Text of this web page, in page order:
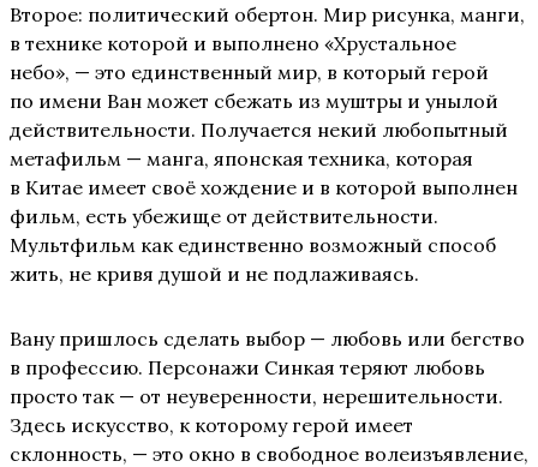
Второе: политический обертон. Мир рисунка, манги,
в технике которой и выполнено «Хрустальное
небо», — это единственный мир, в который герой
по имени Ван может сбежать из муштры и унылой
действительности. Получается некий любопытный
метафильм — манга, японская техника, которая
в Китае имеет своё хождение и в которой выполнен
фильм, есть убежище от действительности.
Мультфильм как единственно возможный способ
жить, не кривя душой и не подлаживаясь.
Вану пришлось сделать выбор — любовь или бегство
в профессию. Персонажи Синкая теряют любовь
просто так — от неуверенности, нерешительности.
Здесь искусство, к которому герой имеет
склонность, — это окно в свободное волеизъявление,